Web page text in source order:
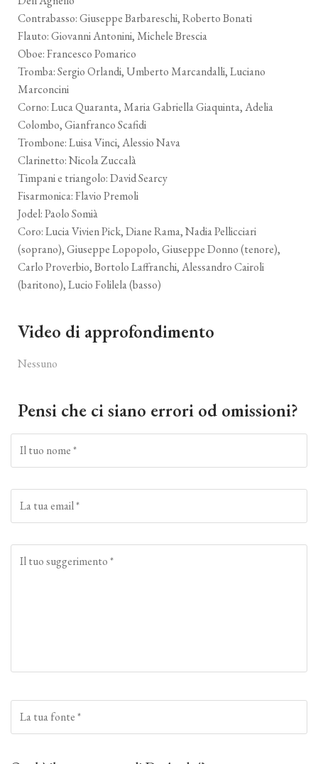
Contrabasso: Giuseppe Barbareschi, Roberto Bonati
Flauto: Giovanni Antonini, Michele Brescia
Oboe: Francesco Pomarico
Tromba: Sergio Orlandi, Umberto Marcandalli, Luciano
Marconcini
Corno: Luca Quaranta, Maria Gabriella Giaquinta, Adelia
Colombo, Gianfranco Scafidi
Trombone: Luisa Vinci, Alessio Nava
Clarinetto: Nicola Zuccalà
Timpani e triangolo: David Searcy
Fisarmonica: Flavio Premoli
Jodel: Paolo Somià
Coro: Lucia Vivien Pick, Diane Rama, Nadia Pellicciari
(soprano), Giuseppe Lopopolo, Giuseppe Donno (tenore),
Carlo Proverbio, Bortolo Laffranchi, Alessandro Cairoli
(baritono), Lucio Folilela (basso)
Video di approfondimento
Nessuno
Pensi che ci siano errori od omissioni?